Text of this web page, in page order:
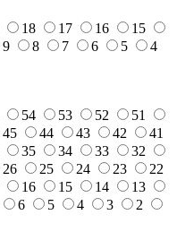
18 17 16
15
9 8 7 6 5
4
54 53 52
51
45 44 43 42
41
35 34 33
32
26 25 24 23
22
16 15 14
13
6 5 4 3
2